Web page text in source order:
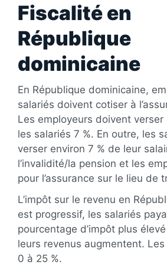
Fiscalité en
République
dominicaine
En République dominicaine,
salariés doivent cotiser à
Les employeurs doivent
les salariés 7 %. En outre, les
verser environ 7 % de leur
l’invalidité/la pension et les
pour l’assurance sur le lieu de
L’impôt sur le revenu en
est progressif, les salariés
pourcentage d’impôt plus
leurs revenus augmentent.
0 à 25 %.